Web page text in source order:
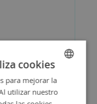
SPANISH
ENGLISH
cookies
para mejorar la
utilizar nuestro